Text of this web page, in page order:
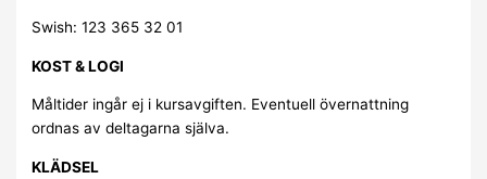
Swish: 123 365 32 01
KOST & LOGI
Måltider ingår ej i kursavgiften. Eventuell övernattning
ordnas av deltagarna själva.
KLÄDSEL